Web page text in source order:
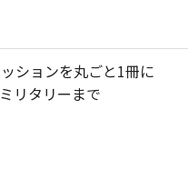
ションを丸ごと1冊に
リタリーまで